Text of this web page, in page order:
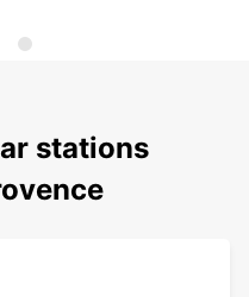
stations